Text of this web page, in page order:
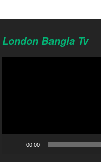
London Bangla Tv
00:00